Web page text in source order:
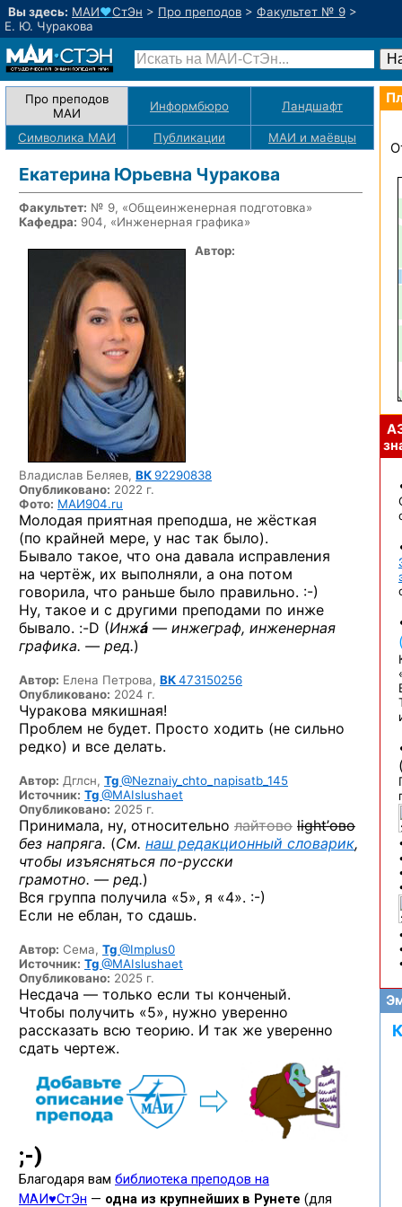
Вы здесь: МАИ♥СтЭн > Про преподов > Факультет № 9 >
Е. Ю. Чуракова
Про преподов
МАИ
Информбюро Ландшафт
Символика МАИ Публикации МАИ и маёвцы
Екатерина Юрьевна Чуракова
Факультет: № 9, «Общеинженерная подготовка»
Кафедра: 904, «Инженерная графика»
Автор:
Владислав Беляев, ВК92290838
Опубликовано: 2022 г.
Фото: МАИ904.ru
Молодая приятная преподша, не жёсткая
(по крайней мере, у нас так было).
Бывало такое, что она давала исправления
на чертёж, их выполняли, а она потом
говорила, что раньше было правильно. :-)
Ну, такое и с другими преподами по инже
бывало. :-D (Инжá — инжеграф, инженерная
графика. — ред.)
Автор: Елена Петрова, ВК473150256
Опубликовано: 2024 г.
Чуракова мякишная!
Проблем не будет. Просто ходить (не сильно
редко) и все делать.
Автор: Дглсн, Tg@Neznaiy_chto_napisatb_145
Источник: Tg@MAIslushaet
Опубликовано: 2025 г.
Принимала, ну, относительно лайтово light’ово
без напряга. (См. наш редакционный словарик,
чтобы изъясняться по-русски
грамотно. — ред.)
Вся группа получила «5», я «4». :-)
Если не еблан, то сдашь.
Автор: Сема, Tg@Implus0
Источник: Tg@MAIslushaet
Опубликовано: 2025 г.
Несдача — только если ты конченый.
Чтобы получить «5», нужно уверенно
рассказать всю теорию. И так же уверенно
сдать чертеж.